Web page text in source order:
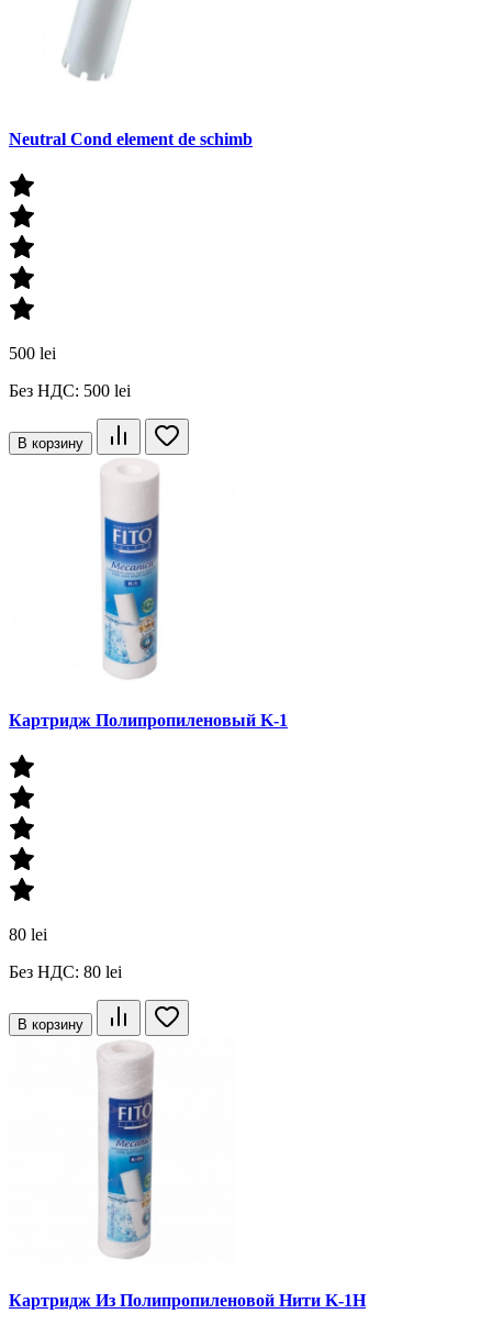
Neutral Cond element de schimb
500 lei
Без НДС: 500 lei
В корзину
Картридж Полипропиленовый K-1
80 lei
Без НДС: 80 lei
В корзину
Картридж Из Полипропиленовой Нити K-1Н